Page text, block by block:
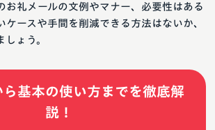
お礼メールの文例やマナー、必要性はある
ケースや手間を削減できる方法はないか、
ょう。
基本の使い方までを徹底解
説！